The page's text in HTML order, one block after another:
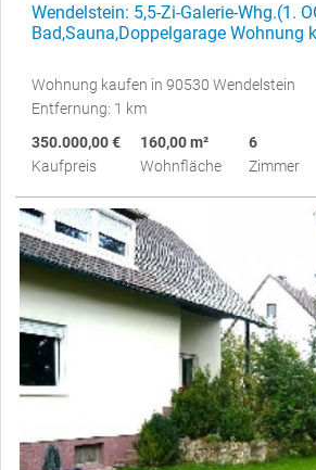
Wendelstein: 5,5-Zi-Galerie-Whg.(1.
Bad,Sauna,Doppelgarage Wohnung
Wohnung kaufen in 90530 Wendelstein
Entfernung: 1 km
350.000,00 €
Kaufpreis
160,00 m²
Wohnfläche
6
Zimmer